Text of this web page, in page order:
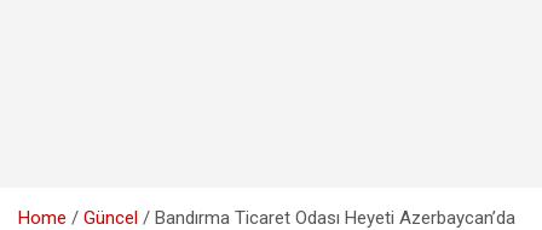
Home Güncel Bandırma Ticaret Odası Heyeti Azerbaycan’da